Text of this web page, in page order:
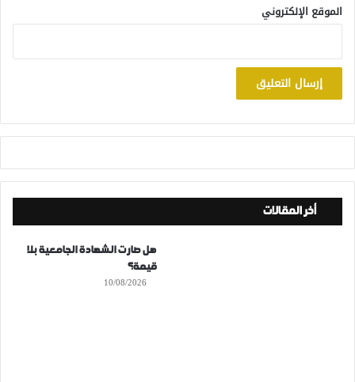
الموقع الإلكتروني
أخر المقالات
هل صارت الشهادة الجامعية بلا
قيمة؟
10/08/2026